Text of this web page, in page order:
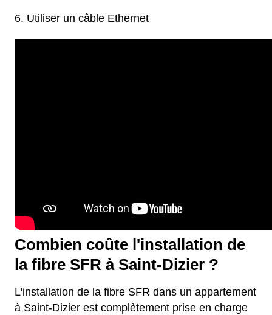
Utiliser un câble Ethernet
Combien coûte l'installation de
la fibre SFR à Saint-Dizier ?
L'installation de la fibre SFR dans un appartement
à Saint-Dizier est complètement prise en charge